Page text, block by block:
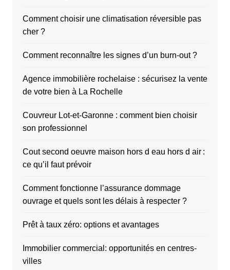
Comment choisir une climatisation réversible pas
cher ?
Comment reconnaître les signes d’un burn-out ?
Agence immobilière rochelaise : sécurisez la vente
de votre bien à La Rochelle
Couvreur Lot-et-Garonne : comment bien choisir
son professionnel
Cout second oeuvre maison hors d eau hors d air :
ce qu’il faut prévoir
Comment fonctionne l’assurance dommage
ouvrage et quels sont les délais à respecter ?
Prêt à taux zéro: options et avantages
Immobilier commercial: opportunités en centres-
villes